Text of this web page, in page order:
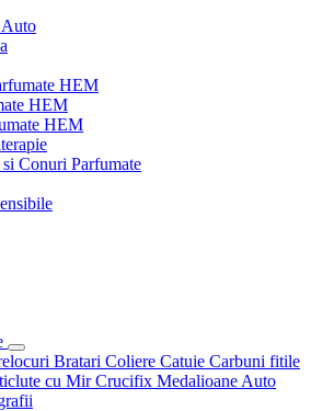
HEM
HEM
HEM
Conuri Parfumate
Bratari Coliere Catuie Carbuni fitile
cu MirCrucifix Medalioane Auto